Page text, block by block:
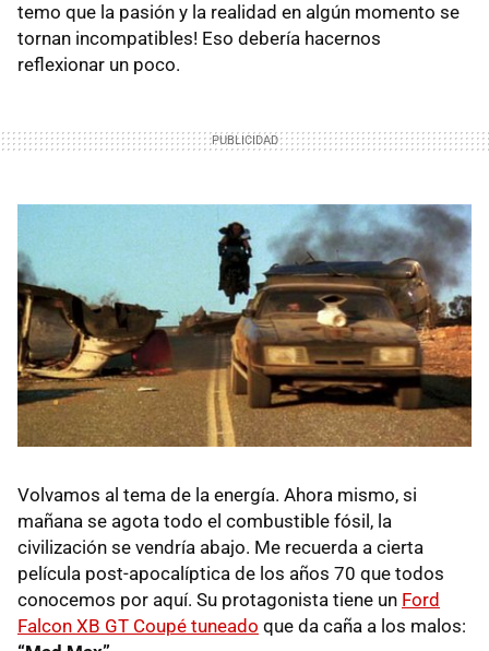
temo que la pasión y la realidad en algún momento se
tornan incompatibles! Eso debería hacernos
reflexionar un poco.
Volvamos al tema de la energía. Ahora mismo, si
mañana se agota todo el combustible fósil, la
civilización se vendría abajo. Me recuerda a cierta
película post-apocalíptica de los años 70 que todos
conocemos por aquí. Su protagonista tiene un Ford
Falcon XB GT Coupé tuneado que da caña a los malos: